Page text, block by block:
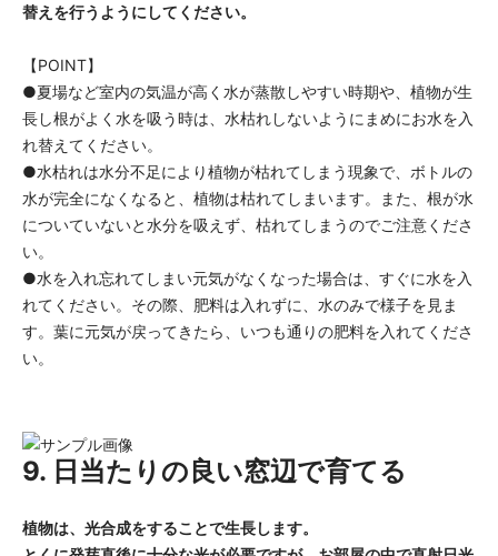
替えを行うようにしてください。
【POINT】
●夏場など室内の気温が高く水が蒸散しやすい時期や、植物が生
長し根がよく水を吸う時は、水枯れしないようにまめにお水を入
れ替えてください。
●水枯れは水分不足により植物が枯れてしまう現象で、ボトルの
水が完全になくなると、植物は枯れてしまいます。また、根が水
についていないと水分を吸えず、枯れてしまうのでご注意くださ
い。
●水を入れ忘れてしまい元気がなくなった場合は、すぐに水を入
れてください。その際、肥料は入れずに、水のみで様子を見ま
す。葉に元気が戻ってきたら、いつも通りの肥料を入れてくださ
い。
9. 日当たりの良い窓辺で育てる
植物は、光合成をすることで生長します。